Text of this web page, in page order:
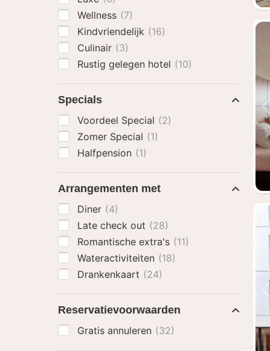
Wellness (7)
Kindvriendelijk (16)
Culinair (3)
Rustig gelegen hotel (10)
Specials
Voordeel Special (2)
Zomer Special (1)
Halfpension (1)
Arrangementen met
Diner (4)
Late check out (28)
Romantische extra's (11)
Wateractiviteiten (18)
Drankenkaart (24)
Reservatievoorwaarden
Gratis annuleren (32)